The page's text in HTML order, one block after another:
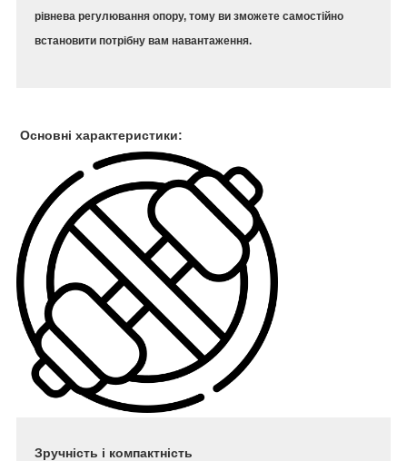
рівнева регулювання опору, тому ви зможете самостійно
встановити потрібну вам навантаження.
Зручність і компактність
Основні характеристики: